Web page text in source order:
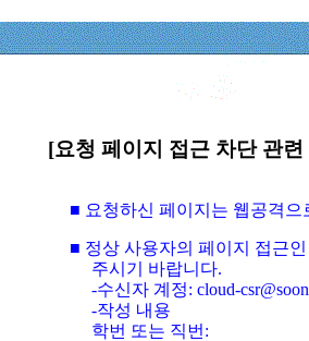
[요청 페이지 접근 차단 관
■ 요청하신 페이지는 웹공격
■ 정상 사용자의 페이지 접근
주시기 바랍니다.
-수신자 계정: cloud-
-작성 내용
학번 또는 직번: